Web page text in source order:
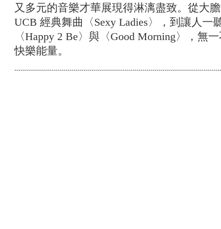
又多元的音樂才華展現得淋漓盡致。從大
UCB 經典舞曲〈Sexy Ladies〉，到讓人一
〈Happy 2 Be〉與〈Good Morning〉，無
快樂能量。